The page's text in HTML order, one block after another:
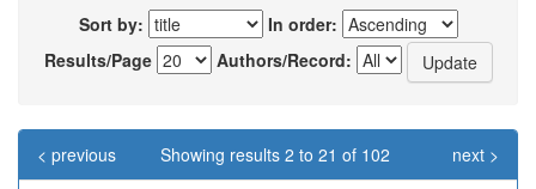
Sort by:
In order:
Results/Page
Authors/Record:
Showing results 2 to 21 of 102
< previous
next >